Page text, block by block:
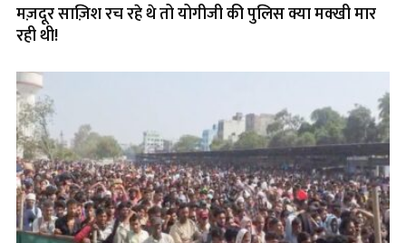
मज़दूर साज़िश रच रहे थे तो योगीजी की पुलिस क्या मक्खी मार
रही थी!